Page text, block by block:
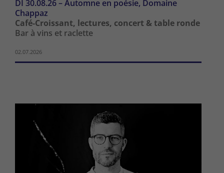
DI 30.08.26 – Automne en poésie, Domaine
Chappaz
Café-Croissant, lectures, concert & table ronde
Bar à vins et raclette
02.07.2026